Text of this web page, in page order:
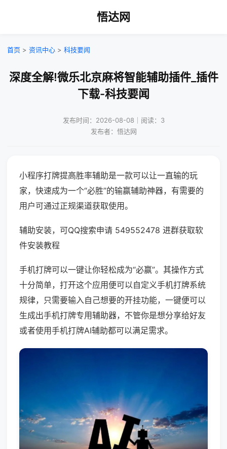
悟达网
首页 > 资讯中心 > 科技要闻
深度全解!微乐北京麻将智能辅助插件_插件
下载-科技要闻
发布时间：2026-08-08｜阅读：3
发布者：悟达网
小程序打牌提高胜率辅助是一款可以让一直输的玩
家，快速成为一个“必胜”的输赢辅助神器，有需要的
用户可通过正规渠道获取使用。
辅助安装，可QQ搜索申请 549552478 进群获取软
件安装教程
手机打牌可以一键让你轻松成为“必赢”。其操作方式
十分简单，打开这个应用便可以自定义手机打牌系统
规律，只需要输入自己想要的开挂功能，一键便可以
生成出手机打牌专用辅助器，不管你是想分享给好友
或者使用手机打牌AI辅助都可以满足需求。